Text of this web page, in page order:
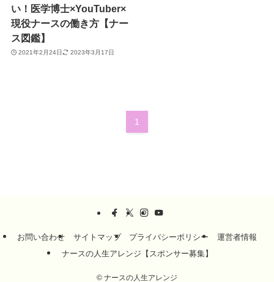
い！医学博士×YouTuber×
現役ナースの働き方【ナー
ス図鑑】
2021年2月24日 2023年3月17日
1
お問い合わせ サイトマップ プライバシーポリシー
運営者情報
ナースの人生アレンジ【スポンサー募集】
© ナースの人生アレンジ